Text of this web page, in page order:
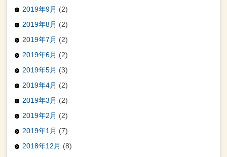
2019年9月 (2)
2019年8月 (2)
2019年7月 (2)
2019年6月 (2)
2019年5月 (3)
2019年4月 (2)
2019年3月 (2)
2019年2月 (2)
2019年1月 (7)
2018年12月 (8)